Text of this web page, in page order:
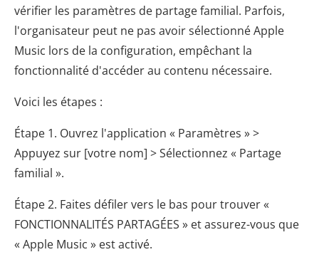
vérifier les paramètres de partage familial. Parfois,
l'organisateur peut ne pas avoir sélectionné Apple
Music lors de la configuration, empêchant la
fonctionnalité d'accéder au contenu nécessaire.
Voici les étapes :
Étape 1. Ouvrez l'application « Paramètres » >
Appuyez sur [votre nom] > Sélectionnez « Partage
familial ».
Étape 2. Faites défiler vers le bas pour trouver «
FONCTIONNALITÉS PARTAGÉES » et assurez-vous que
« Apple Music » est activé.